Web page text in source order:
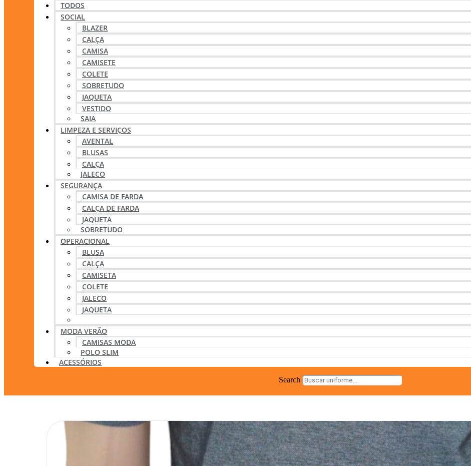
TODOS
SOCIAL
BLAZER
CALÇA
CAMISA
CAMISETE
COLETE
SOBRETUDO
JAQUETA
VESTIDO
SAIA
LIMPEZA E SERVIÇOS
AVENTAL
BLUSAS
CALÇA
JALECO
SEGURANÇA
CAMISA DE FARDA
CALÇA DE FARDA
JAQUETA
SOBRETUDO
OPERACIONAL
BLUSA
CALÇA
CAMISETA
COLETE
JALECO
JAQUETA
MODA VERÃO
CAMISAS MODA
POLO SLIM
ACESSÓRIOS
Search